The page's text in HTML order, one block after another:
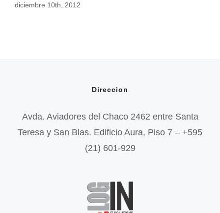
diciembre 10th, 2012
Direccion
Avda. Aviadores del Chaco 2462 entre Santa
Teresa y San Blas. Edificio Aura, Piso 7 – +595
(21) 601-929